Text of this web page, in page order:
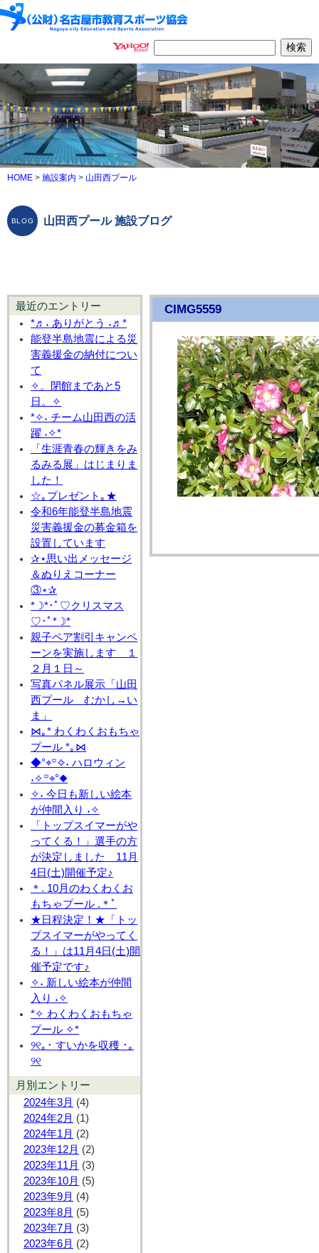
HOME > 施設案内 > 山田西プール
山田西プール 施設ブログ
最近のエントリー
*♬˖ ありがとう ˖♬*
能登半島地震による災
害義援金の納付につい
て
✧。閉館まであと5
日。✧
*✧˖ チーム山田西の活
躍 ˖✧*
「生涯青春の輝きをみ
るみる展」はじまりま
した！
☆｡プレゼント｡★
令和6年能登半島地震
災害義援金の募金箱を
設置しています
✰⋆思い出メッセージ
＆ぬりえコーナー
③⋆✰
*☽*･ﾟ♡クリスマス
♡･ﾟ*☽*
親子ペア割引キャンペ
ーンを実施します １
２月１日～
写真パネル展示「山田
西プール むかし→い
ま」
⋈｡* わくわくおもちゃ
プール *｡⋈
◆°⌖꙳✧˖ ハロウィン
˖✧꙳⌖°◆
✧˖ 今日も新しい絵本
が仲間入り ˖✧
「トップスイマーがや
ってくる！」選手の方
が決定しました 11月
4日(土)開催予定♪
＊. 10月のわくわくお
もちゃプール .＊ﾟ
★日程決定！★「トッ
プスイマーがやってく
る！」は11月4日(土)開
催予定です♪
✧˖ 新しい絵本が仲間
入り ˖✧
*✧ わくわくおもちゃ
プール ✧*
୨୧｡･ すいかを収穫 ･｡
୨୧
月別エントリー
2024年3月 (4)
2024年2月 (1)
2024年1月 (2)
2023年12月 (2)
2023年11月 (3)
2023年10月 (5)
2023年9月 (4)
2023年8月 (5)
2023年7月 (3)
2023年6月 (2)
CIMG5559